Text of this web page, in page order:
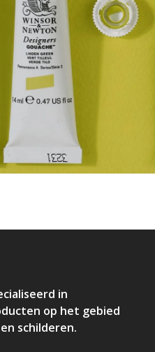
in
op het gebied
schilderen.